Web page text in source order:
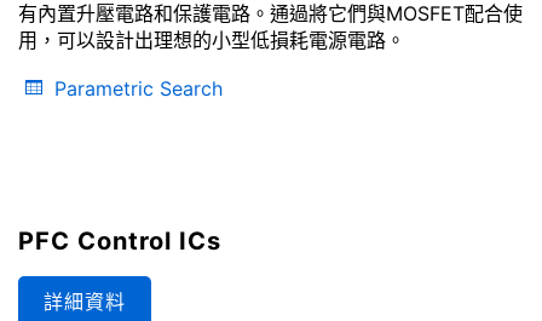
有內置升壓電路和保護電路。通過將它們與MOSFET配合使
用，可以設計出理想的小型低損耗電源電路。
Parametric Search
PFC Control ICs
詳細資料